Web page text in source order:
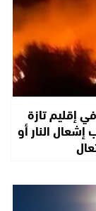
إقليم تازة
إشعال النار أو